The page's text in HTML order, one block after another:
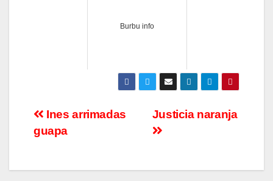
Burbu info
Navegación
de
entradas
Justicia naranja
Ines arrimadas
guapa